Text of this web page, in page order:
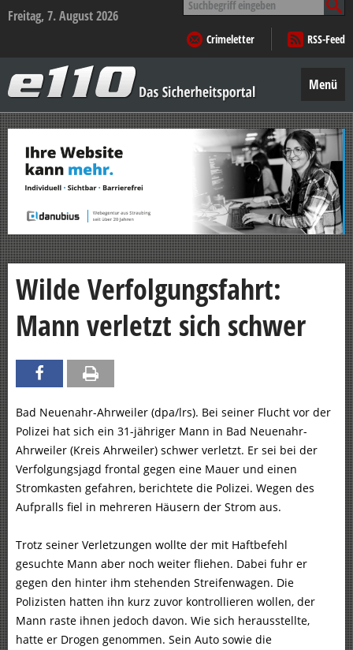
Freitag, 7. August 2026
nach:
Crimeletter
RSS-Feed
–
Das
Sicherheitsportal
Menü
Zum
Inhalt
springen
Wilde Verfolgungsfahrt:
Mann verletzt sich schwer
Bad Neuenahr-Ahrweiler (dpa/lrs). Bei seiner Flucht vor der
Polizei hat sich ein 31-jähriger Mann in Bad Neuenahr-
Ahrweiler (Kreis Ahrweiler) schwer verletzt. Er sei bei der
Verfolgungsjagd frontal gegen eine Mauer und einen
Stromkasten gefahren, berichtete die Polizei. Wegen des
Aufpralls fiel in mehreren Häusern der Strom aus.
Trotz seiner Verletzungen wollte der mit Haftbefehl
gesuchte Mann aber noch weiter fliehen. Dabei fuhr er
gegen den hinter ihm stehenden Streifenwagen. Die
Polizisten hatten ihn kurz zuvor kontrollieren wollen, der
Mann raste ihnen jedoch davon. Wie sich herausstellte,
hatte er Drogen genommen. Sein Auto sowie die